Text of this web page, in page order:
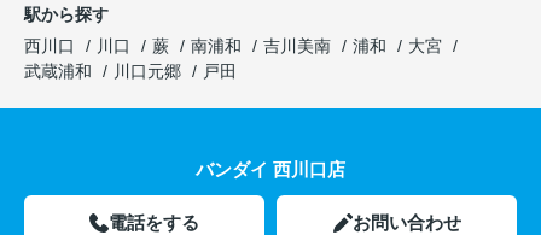
駅から探す
西川口
川口 蕨 南浦和 吉川美南 浦和
大宮
武蔵浦和
川口元郷 戸田
バンダイ 西川口店
電話をする お問い合わせ